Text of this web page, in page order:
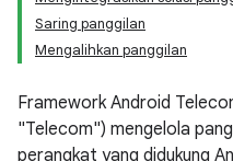
Saring panggilan
Mengalihkan panggilan
Framework Android
"Telecom") mengelola
perangkat yang didukung